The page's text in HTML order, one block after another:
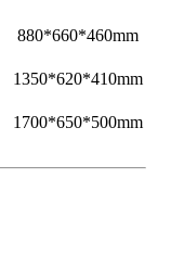
880*660*460mm
1350*620*410mm
1700*650*500mm